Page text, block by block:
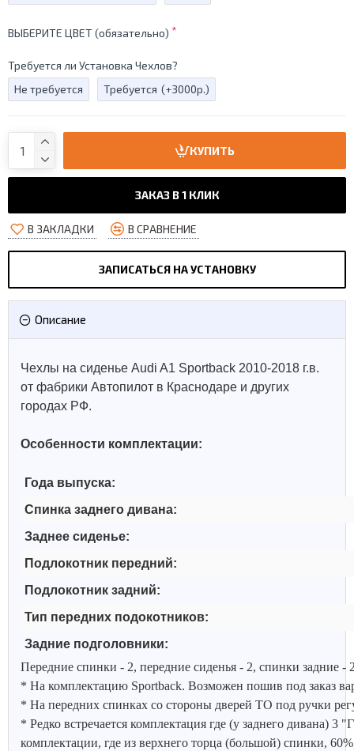
ВЫБЕРИТЕ ЦВЕТ (обязательно)
Требуется ли Установка Чехлов?
Не требуется
Требуется (+3000р.)
КУПИТЬ
ЗАКАЗ В 1 КЛИК
В ЗАКЛАДКИ В СРАВНЕНИЕ
ЗАПИСАТЬСЯ НА УСТАНОВКУ
Описание
Чехлы на сиденье Audi A1 Sportback 2010-2018 г.в.
от фабрики Автопилот в Краснодаре и других
городах РФ.
Особенности комплектации:
Года выпуска:
Спинка заднего дивана:
Заднее сиденье:
Подлокотник передний:
Подлокотник задний:
Тип передних подокотников:
Задние подголовники:
Передние спинки - 2, передние сиденья - 2, спинки задние
* На комплектацию Sportback. Возможен пошив под заказ
* На передних спинках со стороны дверей ТО под ручки
* Редко встречается комплектация где (у заднего дивана)
комплектации, где из верхнего торца (большой) спинки,